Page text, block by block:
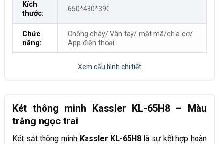
Két thông minh Kassler KL-65H8 – Màu
trắng ngọc trai
Két sắt thông minh Kassler KL-65H8là sự kết hợp hoàn
Kích
thước:
650*430*390
Chức
năng:
Chống cháy/ Vân tay/ mật mã/chìa cơ/
App điện thoại
Xem cấu hình chi tiết